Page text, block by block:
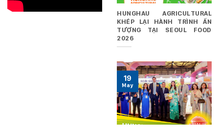
HUNGHAU AGRICULTURAL
KHÉP LẠI HÀNH TRÌNH ẤN
TƯỢNG TẠI SEOUL FOOD
2026
19
May